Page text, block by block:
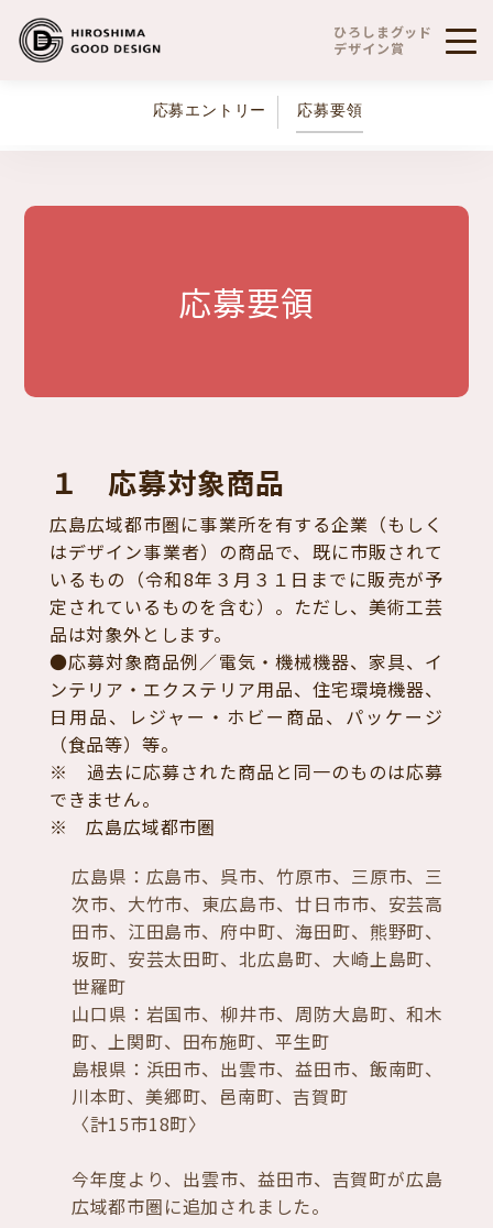
応募エントリー 応募要領
ひろしまグッド
デザイン賞
応募要領
１ 応募対象商品
広島広域都市圏に事業所を有する企業（もしく
はデザイン事業者）の商品で、既に市販されて
いるもの（令和8年３月３１日までに販売が予
定されているものを含む）。ただし、美術工芸
品は対象外とします。
●応募対象商品例／電気・機械機器、家具、イ
ンテリア・エクステリア用品、住宅環境機器、
日用品、レジャー・ホビー商品、パッケージ
（食品等）等。
※ 過去に応募された商品と同一のものは応募
できません。
※ 広島広域都市圏
広島県：広島市、呉市、竹原市、三原市、三
次市、大竹市、東広島市、廿日市市、安芸高
田市、江田島市、府中町、海田町、熊野町、
坂町、安芸太田町、北広島町、大崎上島町、
世羅町
山口県：岩国市、柳井市、周防大島町、和木
町、上関町、田布施町、平生町
島根県：浜田市、出雲市、益田市、飯南町、
川本町、美郷町、邑南町、吉賀町
〈計15市18町〉
今年度より、出雲市、益田市、吉賀町が広島
広域都市圏に追加されました。